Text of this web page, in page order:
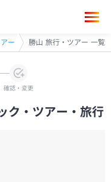
ー 勝山 旅行・ツアー 一覧
確認・変更
ク・ツアー・旅行